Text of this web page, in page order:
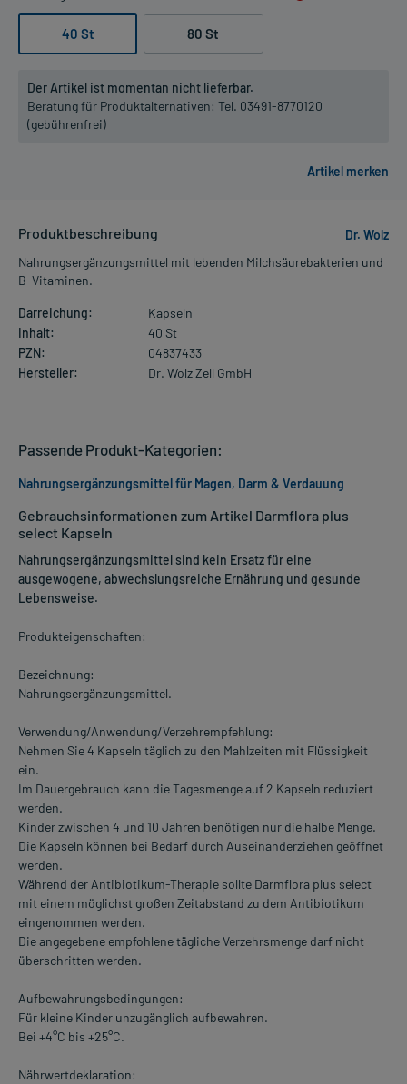
40 St 80 St
Der Artikel ist momentan nicht lieferbar.
Beratung für Produktalternativen: Tel. 03491-8770120
(gebührenfrei)
Produktbeschreibung
Dr. Wolz
Nahrungsergänzungsmittel mit lebenden Milchsäurebakterien und
B-Vitaminen.
Darreichung:
Kapseln
Inhalt:
40 St
PZN:
04837433
Hersteller:
Dr. Wolz Zell GmbH
Gebrauchsinformationen zum Artikel Darmflora plus
select Kapseln
Nahrungsergänzungsmittel sind kein Ersatz für eine
ausgewogene, abwechslungsreiche Ernährung und gesunde
Lebensweise.
Produkteigenschaften:
Bezeichnung:
Nahrungsergänzungsmittel.
Verwendung/Anwendung/Verzehrempfehlung:
Nehmen Sie 4 Kapseln täglich zu den Mahlzeiten mit Flüssigkeit
ein.
Im Dauergebrauch kann die Tagesmenge auf 2 Kapseln reduziert
werden.
Kinder zwischen 4 und 10 Jahren benötigen nur die halbe Menge.
Die Kapseln können bei Bedarf durch Auseinanderziehen geöffnet
werden.
Während der Antibiotikum-Therapie sollte Darmflora plus select
mit einem möglichst großen Zeitabstand zu dem Antibiotikum
eingenommen werden.
Die angegebene empfohlene tägliche Verzehrsmenge darf nicht
überschritten werden.
Aufbewahrungsbedingungen:
Für kleine Kinder unzugänglich aufbewahren.
Bei +4°C bis +25°C.
Nährwertdeklaration:
Passende Produkt-Kategorien:
Nahrungsergänzungsmittel für Magen, Darm & Verdauung